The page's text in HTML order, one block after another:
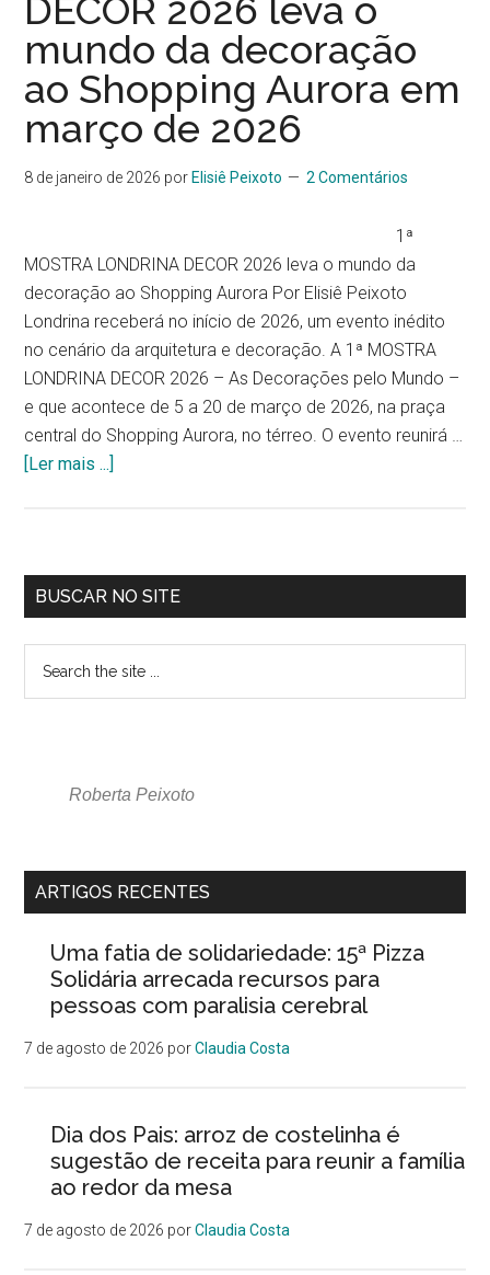
DECOR 2026 leva o
mundo da decoração
ao Shopping Aurora em
março de 2026
8 de janeiro de 2026 por Elisiê Peixoto 2 Comentários
1ª
MOSTRA LONDRINA DECOR 2026 leva o mundo da
decoração ao Shopping Aurora Por Elisiê Peixoto
Londrina receberá no início de 2026, um evento inédito
no cenário da arquitetura e decoração. A 1ª MOSTRA
LONDRINA DECOR 2026 – As Decorações pelo Mundo –
e que acontece de 5 a 20 de março de 2026, na praça
central do Shopping Aurora, no térreo. O evento reunirá …
[Ler mais ...]
BUSCAR NO SITE
Roberta Peixoto
ARTIGOS RECENTES
Uma fatia de solidariedade: 15ª Pizza
Solidária arrecada recursos para
pessoas com paralisia cerebral
7 de agosto de 2026 porClaudia Costa
Dia dos Pais: arroz de costelinha é
sugestão de receita para reunir a família
ao redor da mesa
7 de agosto de 2026 porClaudia Costa